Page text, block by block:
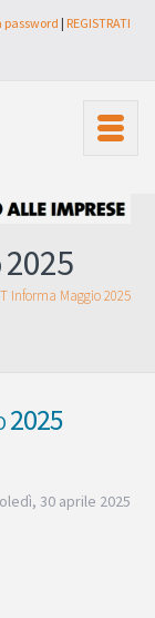
password | REGISTRATI
2025
Informa Maggio 2025
2025
30 aprile 2025